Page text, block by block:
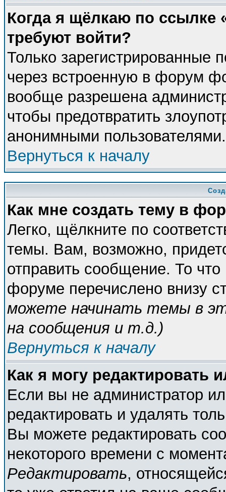
Когда я щёлкаю по ссылке
требуют войти?
Только зарегистрированные
через встроенную в форум
вообще разрешена
чтобы предотвратить
анонимными пользователями.
Вернуться к началу
Как мне создать тему в
Легко, щёлкните по
темы. Вам, возможно,
отправить сообщение. То
форуме перечислено внизу
можете начинать темы в
на сообщения и т.д.)
Вернуться к началу
Как я могу редактировать
Если вы не администратор
редактировать и удалять
Вы можете редактировать
некоторого времени с
Редактировать,